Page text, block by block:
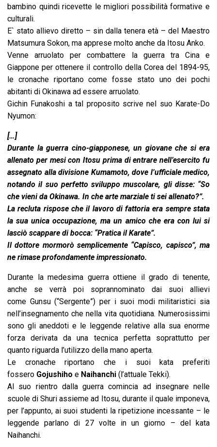
bambino quindi ricevette le migliori possibilità formative e
culturali.
E` stato allievo diretto – sin dalla tenera età – del Maestro
Matsumura Sokon, ma apprese molto anche da Itosu Anko.
Venne arruolato per combattere la guerra tra Cina e
Giappone per ottenere il controllo della Corea del 1894-95,
le cronache riportano come fosse stato uno dei pochi
abitanti di Okinawa ad essere arruolato.
Gichin Funakoshi a tal proposito scrive nel suo Karate-Do
Nyumon:
[…]
Durante la guerra cino-giapponese, un giovane che si era
allenato per mesi con Itosu prima di entrare nell’esercito fu
assegnato alla divisione Kumamoto, dove l’ufficiale medico,
notando il suo perfetto sviluppo muscolare, gli disse: “So
che vieni da Okinawa. In che arte marziale ti sei allenato?”.
La recluta rispose che il lavoro di fattoria era sempre stata
la sua unica occupazione, ma un amico che era con lui si
lasciò scappare di bocca: “Pratica il Karate”.
Il dottore mormorò semplicemente “Capisco, capisco”, ma
ne rimase profondamente impressionato.
Durante la medesima guerra ottiene il grado di tenente,
anche se verrà poi soprannominato dai suoi allievi
come Gunsu (“Sergente”) per i suoi modi militaristici sia
nell’insegnamento che nella vita quotidiana. Numerosissimi
sono gli aneddoti e le leggende relative alla sua enorme
forza derivata da una tecnica perfetta soprattutto per
quanto riguarda l’utilizzo della mano aperta.
Le cronache riportano che i suoi kata preferiti
fossero Gojushiho e Naihanchi (l’attuale Tekki).
Al suo rientro dalla guerra comincia ad insegnare nelle
scuole di Shuri assieme ad Itosu, durante il quale imponeva,
per l’appunto, ai suoi studenti la ripetizione incessante – le
leggende parlano di 27 volte in un giorno – del kata
Naihanchi.